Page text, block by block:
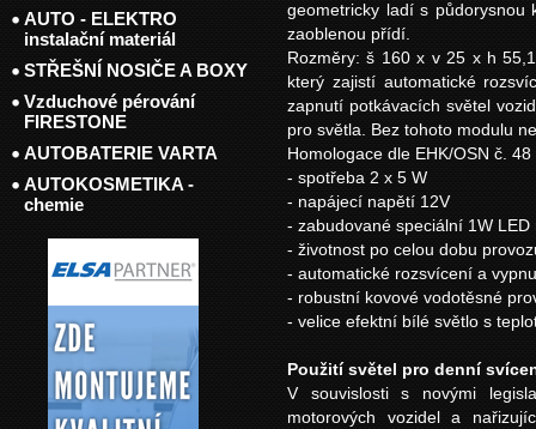
geometricky ladí s půdorysnou
zaoblenou přídí.
Rozměry: š 160 x v 25 x h
který zajistí automatické
zapnutí potkávacích světel
pro světla. Bez tohoto modulu
Homologace dle EHK/OSN č.
- spotřeba 2 x 5 W
- napájecí napětí 12V
- zabudované speciální 1W
- životnost po celou dobu
- automatické rozsvícení a
- robustní kovové vodotěsné
- velice efektní bílé světlo s
Použití světel pro denní
V souvislosti s novými
motorových vozidel a
AUTO - ELEKTRO
instalační materiál
STŘEŠNÍ NOSIČE A BOXY
Vzduchové pérování
FIRESTONE
AUTOBATERIE VARTA
AUTOKOSMETIKA -
chemie